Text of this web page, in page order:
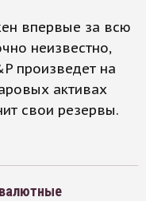
впервые за всю
неизвестно,
произведет на
активах
свои резервы.